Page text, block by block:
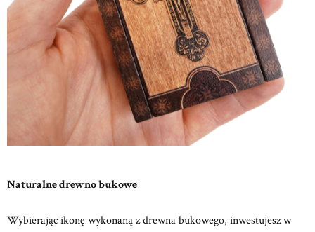
Naturalne drewno bukowe
Wybierając ikonę wykonaną z drewna bukowego, inwestujesz w